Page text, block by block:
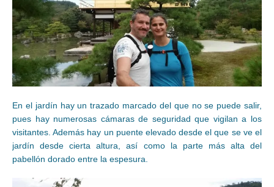
En el jardín hay un trazado marcado del que no se puede salir,
pues hay numerosas cámaras de seguridad que vigilan a los
visitantes. Además hay un puente elevado desde el que se ve el
jardín desde cierta altura, así como la parte más alta del
pabellón dorado entre la espesura.